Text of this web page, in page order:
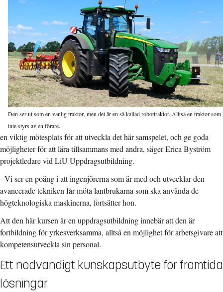
Den ser ut som en vanlig traktor, men det är en så kallad robottraktor. Alltså en traktor som
inte styrs av en förare.
en viktig mötesplats för att utveckla det här samspelet, och ge goda
möjligheter för att lära tillsammans med andra, säger Erica Byström
projektledare vid LiU Uppdragsutbildning.
- Vi ser en poäng i att ingenjörerna som är med och utvecklar den
avancerade tekniken får möta lantbrukarna som ska använda de
högteknologiska maskinerna, fortsätter hon.
Att den här kursen är en uppdragsutbildning innebär att den är
fortbildning för yrkesverksamma, alltså en möjlighet för arbetsgivare att
kompetensutveckla sin personal.
Ett nödvändigt kunskapsutbyte för framtida
lösningar